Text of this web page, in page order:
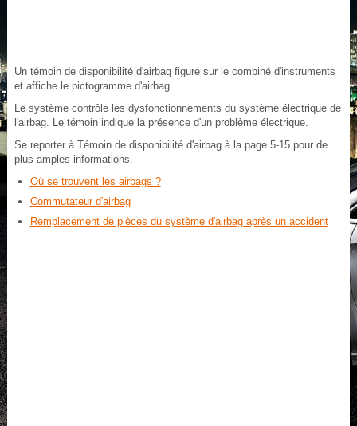
Un témoin de disponibilité d'airbag figure sur le combiné d'instruments
et affiche le pictogramme d'airbag.
Le système contrôle les dysfonctionnements du système électrique de
l'airbag. Le témoin indique la présence d'un problème électrique.
Se reporter à Témoin de disponibilité d'airbag à la page 5‑15 pour de
plus amples informations.
Où se trouvent les airbags ?
Commutateur d'airbag
Remplacement de pièces du système d'airbag après un accident